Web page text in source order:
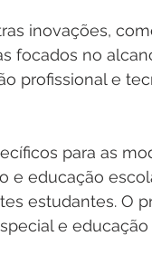
inovações,
focados no
profissional e
e educação
estudantes. O
e